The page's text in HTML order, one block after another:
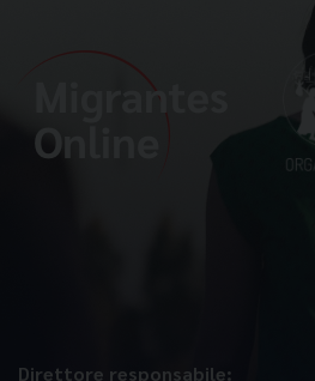
Direttore responsabile: